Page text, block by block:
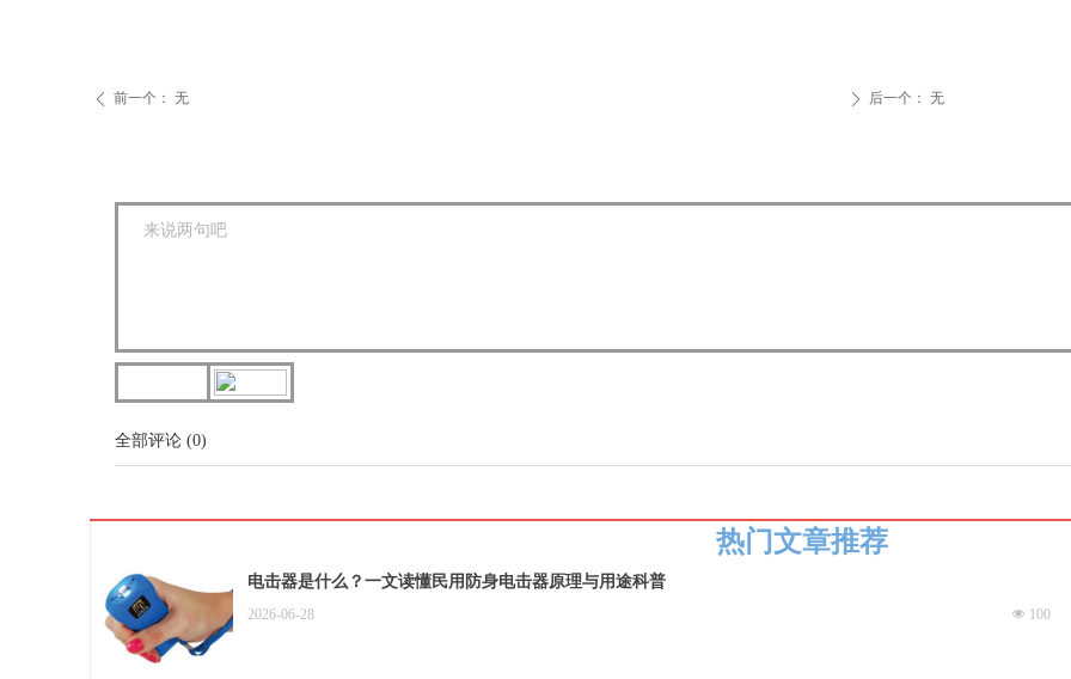
全部评论 (0)
热门文章推荐
电击器是什么？一文读懂民用防身电击器原理与用途科普
넶 100
2026-06-28
ꄴ 前一个： 无 ꄲ 后一个： 无